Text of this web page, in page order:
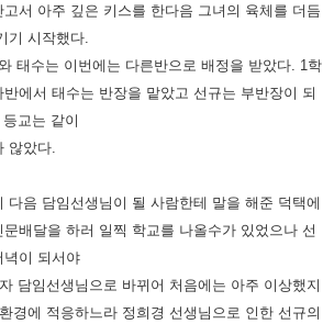
서 아주 깊은 키스를 한다음 그녀의 육체를 더듬
기 시작했다.
태수는 이번에는 다른반으로 배정을 받았다. 1학
에서 태수는 반장을 맡았고 선규는 부반장이 되
교는 같이
않았다.
다음 담임선생님이 될 사람한테 말을 해준 덕택에
배달을 하러 일찍 학교를 나올수가 있었으나 선
녁이 되서야
담임선생님으로 바뀌어 처음에는 아주 이상했지
경에 적응하느라 정희경 선생님으로 인한 선규의